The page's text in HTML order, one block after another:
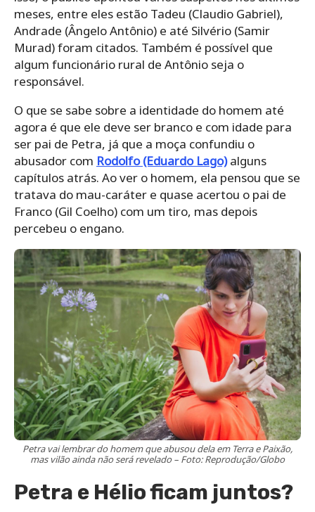
meses, entre eles estão Tadeu (Claudio Gabriel),
Andrade (Ângelo Antônio) e até Silvério (Samir
Murad) foram citados. Também é possível que
algum funcionário rural de Antônio seja o
responsável.
O que se sabe sobre a identidade do homem até
agora é que ele deve ser branco e com idade para
ser pai de Petra, já que a moça confundiu o
abusador com Rodolfo (Eduardo Lago) alguns
capítulos atrás. Ao ver o homem, ela pensou que se
tratava do mau-caráter e quase acertou o pai de
Franco (Gil Coelho) com um tiro, mas depois
percebeu o engano.
Petra vai lembrar do homem que abusou dela em Terra e Paixão,
mas vilão ainda não será revelado – Foto: Reprodução/Globo
Petra e Hélio ficam juntos?